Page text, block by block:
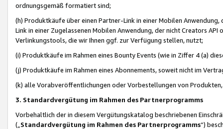
ordnungsgemäß formatiert sind;
(h) Produktkäufe über einen Partner-Link in einer Mobilen
Link in einer Zugelassenen Mobilen Anwendung, der nicht Creators
Verlinkungstools, die wir Ihnen ggf. zur Verfügung stellen, nutzt;
(i) Produktkäufe im Rahmen eines Bounty Events (wie in Ziffer 4 (a)
(j) Produktkäufe im Rahmen eines Abonnements, soweit nicht im
(k) alle Vorabveröffentlichungen oder Vorbestellungen von
3. Standardvergütung im Rahmen des Partnerprogramms
Vorbehaltlich der in diesem Vergütungskatalog beschriebenen
(„ Standardvergütung im Rahmen des Partnerprogramms“)